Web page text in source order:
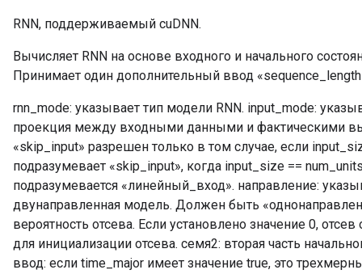
RNN, поддерживаемый cuDNN.
Вычисляет RNN на основе входного и начального
Принимает один дополнительный ввод
rnn_mode: указывает тип модели RNN. input_mode:
проекция между входными данными и фактическими
«skip_input» разрешен только в том случае, если
подразумевает «skip_input», когда input_size ==
подразумевается «линейный_вход». направление:
двунаправленная модель. Должен быть
вероятность отсева. Если установлено значение 0,
для инициализации отсева. семя2: вторая часть
ввод: если time_major имеет значение true, это